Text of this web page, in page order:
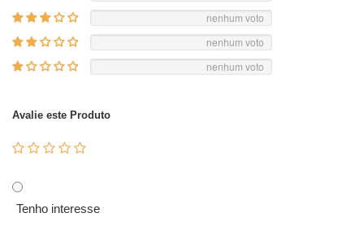
nenhum voto
nenhum voto
nenhum voto
Avalie este Produto
Tenho interesse